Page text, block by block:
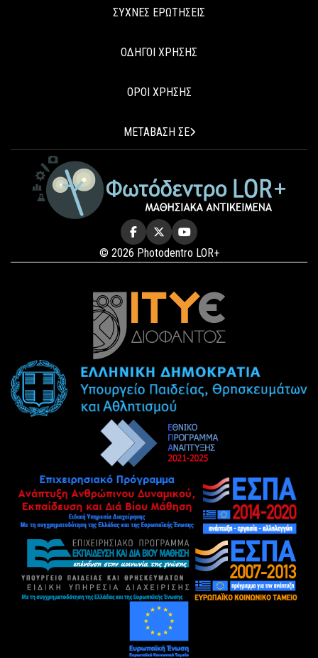
ΣΥΧΝΕΣ ΕΡΩΤΗΣΕΙΣ
ΟΔΗΓΟΙ ΧΡΗΣΗΣ
ΟΡΟΙ ΧΡΗΣΗΣ
ΜΕΤΑΒΑΣΗ ΣΕ
© 2026 Photodentro LOR+